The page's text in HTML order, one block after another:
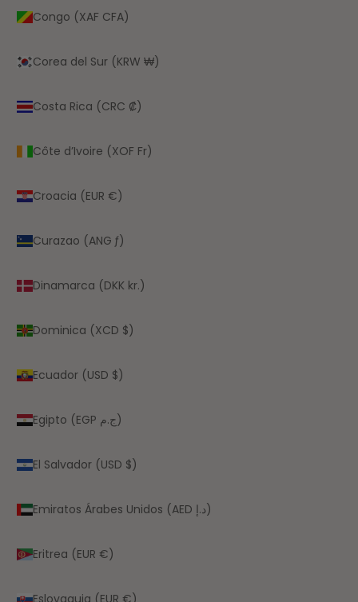
Congo (XAF CFA)
Corea del Sur (KRW ₩)
Costa Rica (CRC ₡)
Côte d’Ivoire (XOF Fr)
Croacia (EUR €)
Curazao (ANG ƒ)
Dinamarca (DKK kr.)
Dominica (XCD $)
Ecuador (USD $)
Egipto (EGP ج.م)
El Salvador (USD $)
Emiratos Árabes Unidos (AED د.إ)
Eritrea (EUR €)
Eslovaquia (EUR €)